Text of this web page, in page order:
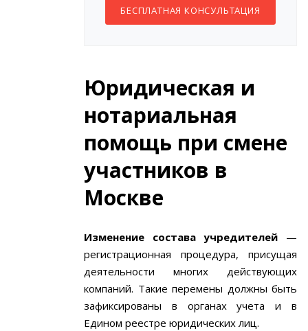
БЕСПЛАТНАЯ КОНСУЛЬТАЦИЯ
Юридическая и
нотариальная
помощь при смене
участников в
Москве
Изменение состава учредителей —
регистрационная процедура, присущая
деятельности многих действующих
компаний. Такие перемены должны быть
зафиксированы в органах учета и в
Едином реестре юридических лиц.